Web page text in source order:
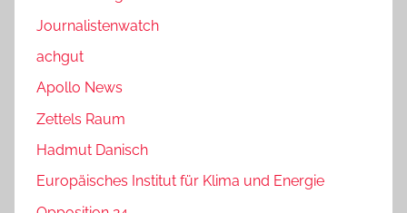
Journalistenwatch
achgut
Apollo News
Zettels Raum
Hadmut Danisch
Europäisches Institut für Klima und Energie